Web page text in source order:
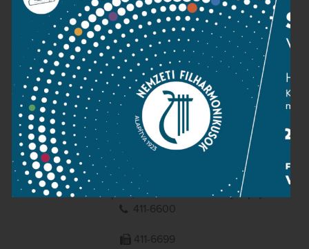
Adatvédelem
Impresszum
NEMZETI
FILHARMONIKUSOK
1095 Budapest, Komor Marcell u. 1. (Müpa)
411-6600
411-6699